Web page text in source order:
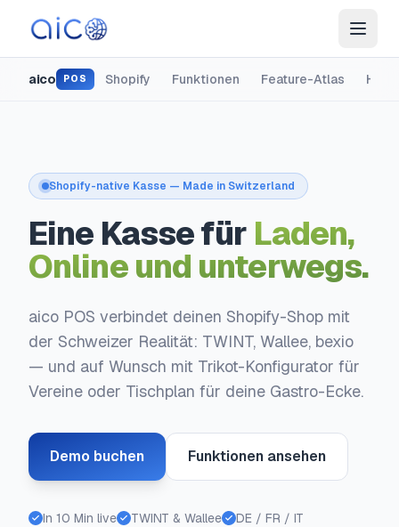
aico POS Shopify Funktionen Feature-Atlas
Shopify-native Kasse — Made in Switzerland
Eine Kasse für Laden,
Online und unterwegs.
aico POS verbindet deinen Shopify-Shop mit
der Schweizer Realität: TWINT, Wallee, bexio
— und auf Wunsch mit Trikot-Konfigurator für
Vereine oder Tischplan für deine Gastro-Ecke.
Demo buchen Funktionen ansehen
In 10 Min live TWINT & Wallee
DE / FR / IT